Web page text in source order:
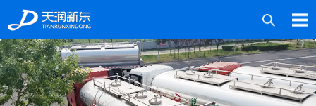
产品中心
案例中心